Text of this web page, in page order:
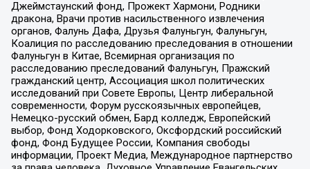
Джеймстаунский фонд, Прожект Хармони, Родники
дракона, Врачи против насильственного извлечения
органов, Фалунь Дафа, Друзья Фалуньгун, Фалуньгун,
Коалиция по расследованию преследования в отношении
Фалуньгун в Китае, Всемирная организация по
расследованию преследований Фалуньгун, Пражский
гражданский центр, Ассоциация школ политических
исследований при Совете Европы, Центр либеральной
современности, Форум русскоязычных европейцев,
Немецко-русский обмен, Бард колледж, Европейский
выбор, Фонд Ходорковского, Оксфордский российский
фонд, Фонд Будущее России, Компания свободы
информации, Проект Медиа, Международное партнерство